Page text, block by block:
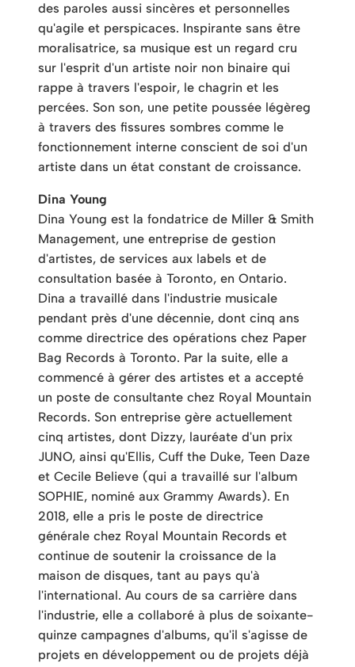
des paroles aussi sincères et personnelles
qu'agile et perspicaces. Inspirante sans être
moralisatrice, sa musique est un regard cru
sur l'esprit d'un artiste noir non binaire qui
rappe à travers l'espoir, le chagrin et les
percées. Son son, une petite poussée légèreg
à travers des fissures sombres comme le
fonctionnement interne conscient de soi d'un
artiste dans un état constant de croissance.
Dina Young
Dina Young est la fondatrice de Miller & Smith
Management, une entreprise de gestion
d'artistes, de services aux labels et de
consultation basée à Toronto, en Ontario.
Dina a travaillé dans l'industrie musicale
pendant près d'une décennie, dont cinq ans
comme directrice des opérations chez Paper
Bag Records à Toronto. Par la suite, elle a
commencé à gérer des artistes et a accepté
un poste de consultante chez Royal Mountain
Records. Son entreprise gère actuellement
cinq artistes, dont Dizzy, lauréate d'un prix
JUNO, ainsi qu'Ellis, Cuff the Duke, Teen Daze
et Cecile Believe (qui a travaillé sur l'album
SOPHIE, nominé aux Grammy Awards). En
2018, elle a pris le poste de directrice
générale chez Royal Mountain Records et
continue de soutenir la croissance de la
maison de disques, tant au pays qu'à
l'international. Au cours de sa carrière dans
l'industrie, elle a collaboré à plus de soixante-
quinze campagnes d'albums, qu'il s'agisse de
projets en développement ou de projets déjà